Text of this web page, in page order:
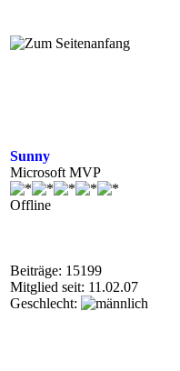
Sunny
Microsoft MVP
Offline
Beiträge: 15199
Mitglied seit: 11.02.07
Geschlecht: